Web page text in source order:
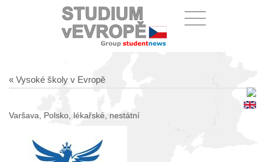
« Vysoké školy v Evropě
Varšava, Polsko, lékařské, nestátní